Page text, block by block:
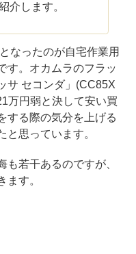
介します。
なったのが自宅作業用
す。オカムラのフラッ
サ セコンダ」(CC85X
万円弱と決して安い買
する際の気分を上げる
と思っています。
も若干あるのですが、
ます。